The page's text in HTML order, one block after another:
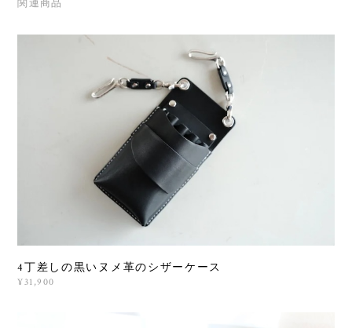
関連商品
4丁差しの黒いヌメ革のシザーケース
¥31,900